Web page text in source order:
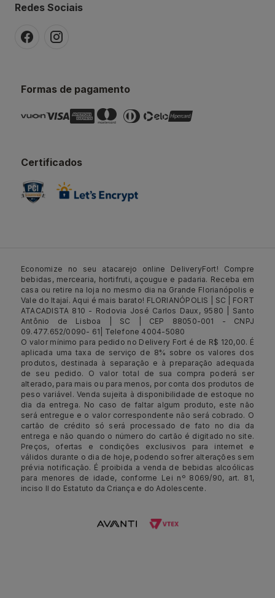
Redes Sociais
Formas de pagamento
Certificados
Economize no seu atacarejo online DeliveryFort! Compre
bebidas, mercearia, hortifruti, açougue e padaria. Receba em
casa ou retire na loja no mesmo dia na Grande Florianópolis e
Vale do Itajaí. Aqui é mais barato! FLORIANÓPOLIS | SC | FORT
ATACADISTA 810 - Rodovia José Carlos Daux, 9580 | Santo
Antônio de Lisboa | SC | CEP 88050-001 - CNPJ
09.477.652/0090- 61| Telefone 4004-5080
O valor mínimo para pedido no Delivery Fort é de R$ 120,00. É
aplicada uma taxa de serviço de 8% sobre os valores dos
produtos, destinada à separação e à preparação adequada
de seu pedido. O valor total de sua compra poderá ser
alterado, para mais ou para menos, por conta dos produtos de
peso variável. Venda sujeita à disponibilidade de estoque no
dia da entrega. No caso de faltar algum produto, este não
será entregue e o valor correspondente não será cobrado. O
cartão de crédito só será processado de fato no dia da
entrega e não quando o número do cartão é digitado no site.
Preços, ofertas e condições exclusivos para internet e
válidos durante o dia de hoje, podendo sofrer alterações sem
prévia notificação. É proibida a venda de bebidas alcoólicas
para menores de idade, conforme Lei nº 8069/90, art. 81,
inciso II do Estatuto da Criança e do Adolescente.